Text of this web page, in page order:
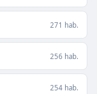
271 hab.
256 hab.
254 hab.